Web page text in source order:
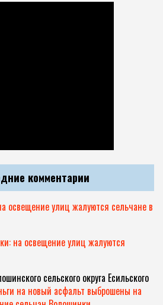
комментарии
освещение улиц жалуются сельчане в
на освещение улиц жалуются
сельского округа Есильского
на новый асфальт выброшены на